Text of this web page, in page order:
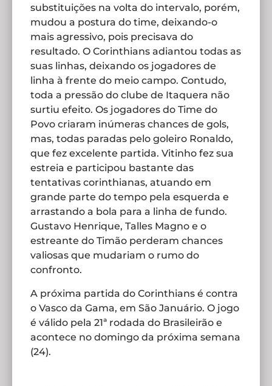
substituições na volta do intervalo, porém,
mudou a postura do time, deixando-o
mais agressivo, pois precisava do
resultado. O Corinthians adiantou todas as
suas linhas, deixando os jogadores de
linha à frente do meio campo. Contudo,
toda a pressão do clube de Itaquera não
surtiu efeito. Os jogadores do Time do
Povo criaram inúmeras chances de gols,
mas, todas paradas pelo goleiro Ronaldo,
que fez excelente partida. Vitinho fez sua
estreia e participou bastante das
tentativas corinthianas, atuando em
grande parte do tempo pela esquerda e
arrastando a bola para a linha de fundo.
Gustavo Henrique, Talles Magno e o
estreante do Timão perderam chances
valiosas que mudariam o rumo do
confronto.
A próxima partida do Corinthians é contra
o Vasco da Gama, em São Januário. O jogo
é válido pela 21ª rodada do Brasileirão e
acontece no domingo da próxima semana
(24).